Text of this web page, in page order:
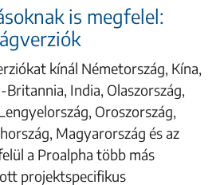
is megfelel:
kínál Németország, Kína,
India, Olaszország,
Oroszország,
Magyarország és az
a Proalpha több más
projektspecifikus